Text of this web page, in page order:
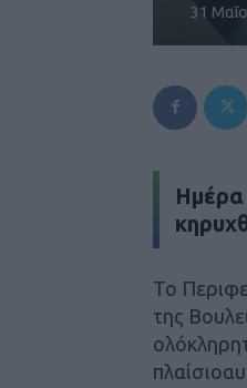
31
Ημέρα
Το
της